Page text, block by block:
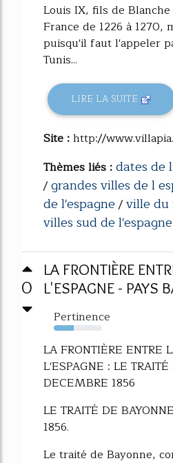
Louis IX, fils de
France de 1226 à 1270,
puisqu'il faut l'appeler
Tunis...
LIRE LA SUITE
Site :http://
Thèmes liés :dates de
/grandes villes de l
de l'espagne/ville du
villes sud de l'espagne
0
LA FRONTIÈRE
L'ESPAGNE - PAYS
Pertinence
41%
LA FRONTIÈRE ENTRE
L'ESPAGNE : LE
DECEMBRE 1856
LE TRAITÉ DE
1856.
Le traité de Bayonne,